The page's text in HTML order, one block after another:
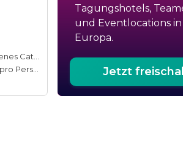
Tagungshotels,
und Eventlocations
Europa.
Jetzt